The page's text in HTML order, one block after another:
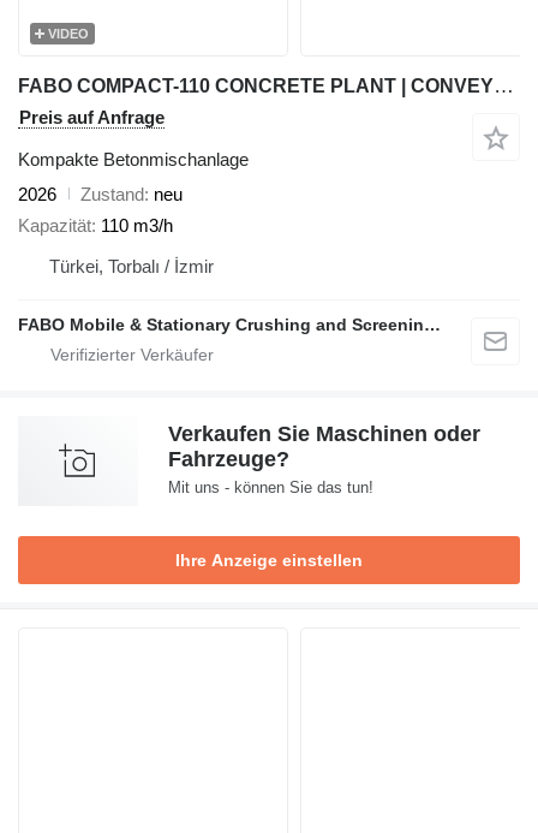
VIDEO
FABO COMPACT-110 CONCRETE PLANT | CONVEYOR TYPE
Preis auf Anfrage
Kompakte Betonmischanlage
2026
Zustand neu
Kapazität 110 m3/h
Türkei, Torbalı / İzmir
FABO Mobile & Stationary Crushing and Screening Plants | Concrete Batching Plants Manufacturer
Verkaufen Sie Maschinen oder
Fahrzeuge?
Mit uns - können Sie das tun!
Ihre Anzeige einstellen